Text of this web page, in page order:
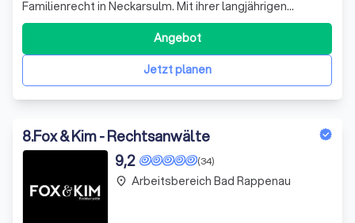
Familienrecht in Neckarsulm. Mit ihrer langjährigen
Erfahrung und ihrem umfangreichen Fachwissen hat sie
sich einen exzellenten Ruf in der Region erarbeitet. Als
Fachanwältin für Familienrecht ist Christina Spohr auf
sämtliche rechtlichen BelangJetzt planen
Angebot
8.Fox & Kim - Rechtsanwälte
(34)
9,2
place Arbeitsbereich Bad Rappenau